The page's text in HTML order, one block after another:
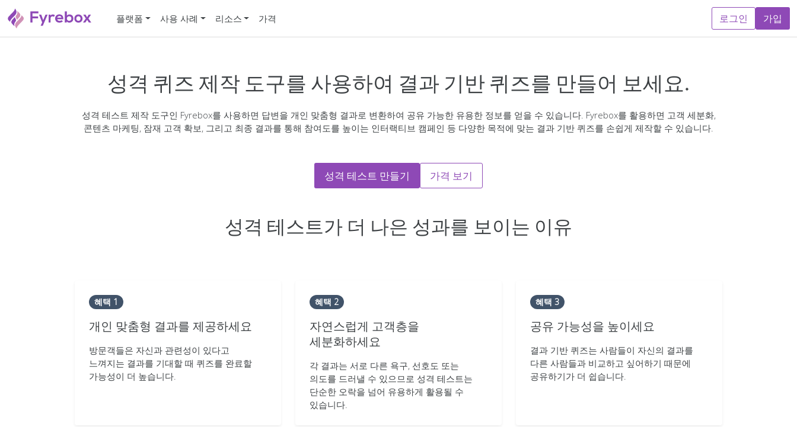
플랫폼 사용 사례 리소스 가격 로그인 가입
성격 퀴즈 제작 도구를 사용하여 결과 기반 퀴즈를 만들어 보세요.
성격 테스트 제작 도구인 Fyrebox를 사용하면 답변을 개인 맞춤형 결과로 변환하여 공유 가능한 유용한 정보를 얻을 수 있습니다. Fyrebox를 활용하면 고객 세분화,
콘텐츠 마케팅, 잠재 고객 확보, 그리고 최종 결과를 통해 참여도를 높이는 인터랙티브 캠페인 등 다양한 목적에 맞는 결과 기반 퀴즈를 손쉽게 제작할 수 있습니다.
성격 테스트 만들기 가격 보기
성격 테스트가 더 나은 성과를 보이는 이유
혜택 1
개인 맞춤형 결과를 제공하세요
방문객들은 자신과 관련성이 있다고
느껴지는 결과를 기대할 때 퀴즈를 완료할
가능성이 더 높습니다.
혜택 2
자연스럽게 고객층을
세분화하세요
각 결과는 서로 다른 욕구, 선호도 또는
의도를 드러낼 수 있으므로 성격 테스트는
단순한 오락을 넘어 유용하게 활용될 수
있습니다.
혜택 3
공유 가능성을 높이세요
결과 기반 퀴즈는 사람들이 자신의 결과를
다른 사람들과 비교하고 싶어하기 때문에
공유하기가 더 쉽습니다.